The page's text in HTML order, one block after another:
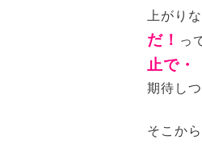
上がり
だ！ っ
止で・
期待し
そこか